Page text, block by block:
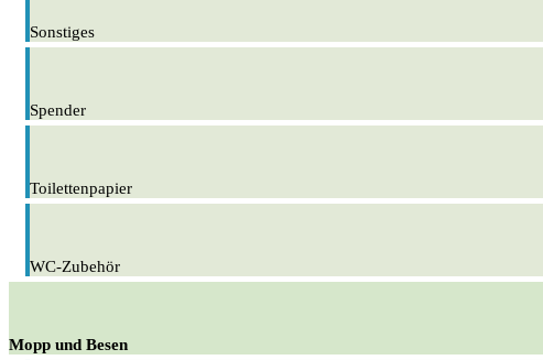
Sonstiges
Spender
Toilettenpapier
WC-Zubehör
Mopp und Besen